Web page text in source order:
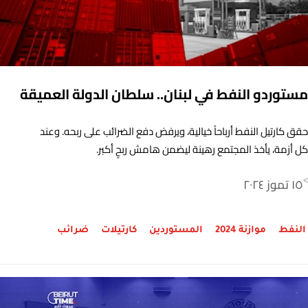
مستوردو النفط في لبنان.. سلطان الدولة العميقة
حقق كارتيل النفط أرباحاً خيالية، ويرفض دفع الضرائب على ربحه. وعند
كل أزمة، يأخذ المجتمع رهينة ليضمن هامش ربحٍ أكبر.
>١٥ تموز ٢٠٢٤
النفط موازنة 2024 المستوردين كارتيلات ضرائب